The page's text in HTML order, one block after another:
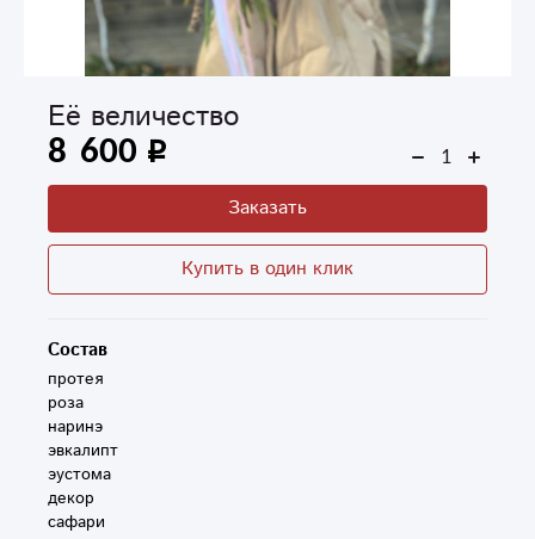
Её величество
8 600
Заказать
Купить в один клик
Состав
протея
роза
наринэ
эвкалипт
эустома
декор
сафари